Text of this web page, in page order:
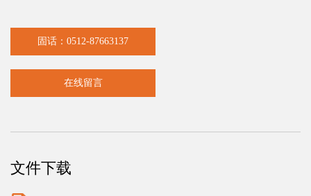
固话：0512-87663137
在线留言
文件下载